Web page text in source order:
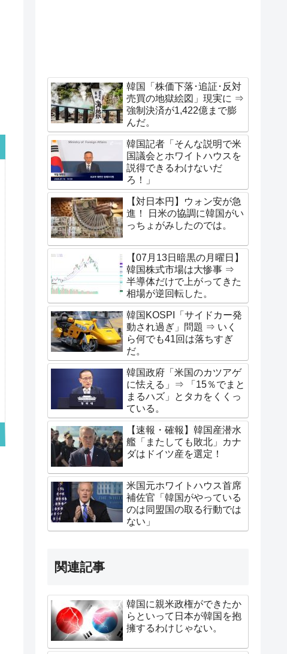
韓国「株価下落･追証･反対
売買の地獄絵図」現実に ⇒
強制決済が1,422億まで膨
んだ。
韓国記者「そんな説明で米
国議会とホワイトハウスを
説得できるわけないだ
ろ！」
【対日本円】ウォン安が急
進！ 日米の協調に韓国がい
っちょがみしたのでは。
【07月13日暗黒の月曜日】
韓国株式市場は大惨事 ⇒
半導体だけで上がってきた
相場が逆回転した。
韓国KOSPI「サイドカー発
動され過ぎ」問題 ⇒ いく
ら何でも41回は落ちすぎ
だ。
韓国政府「米国のカツアゲ
に怯える」⇒ 「15％でまと
まるハズ」とタカをくくっ
ている。
【速報・確報】韓国産潜水
艦「またしても敗北」カナ
ダはドイツ産を選定！
米国元ホワイトハウス首席
補佐官「韓国がやっている
のは同盟国の取る行動では
ない」
関連記事
韓国に親米政権ができたか
らといって日本が韓国を抱
擁するわけじゃない。